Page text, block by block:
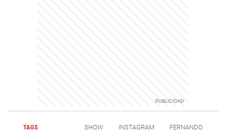
TAGS SHOW INSTAGRAM FERNANDO